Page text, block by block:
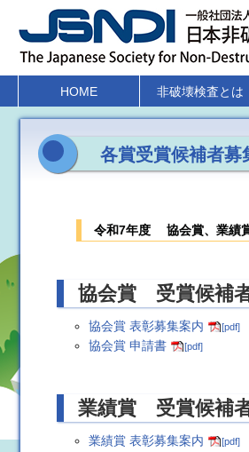
HOME 非破壊検査とは
各賞受賞候補者募
令和7年度 協会賞、業績
協会賞 受賞候補
協会賞 表彰募集案内 [pdf]
協会賞 申請書 [pdf]
業績賞 受賞候補
業績賞 表彰募集案内 [pdf]